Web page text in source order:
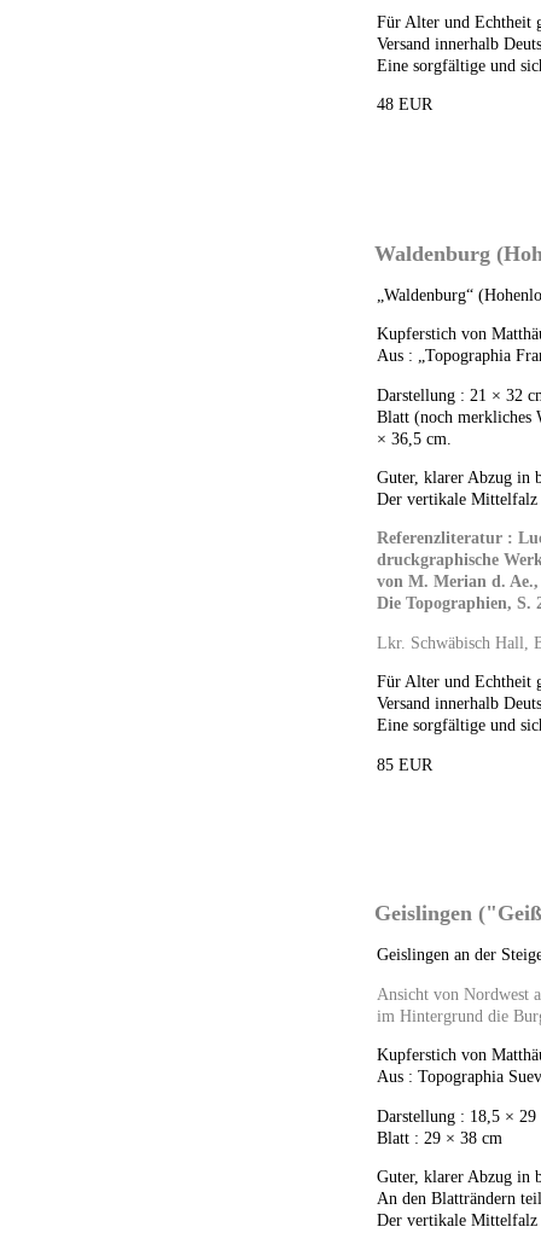
Für Alter und Echtheit
Versand innerhalb
Eine sorgfältige und
48 EUR
Waldenburg
„Waldenburg“
Kupferstich von
Aus : „Topographia
Darstellung : 21 × 32
Blatt (noch merkliches
× 36,5 cm.
Guter, klarer Abzug in
Der vertikale Mittelfalz
Referenzliteratur :
druckgraphische
von M. Merian d.
Die Topographien, S.
Lkr. Schwäbisch Hall,
Für Alter und Echtheit
Versand innerhalb
Eine sorgfältige und
85 EUR
Geislingen
Geislingen an der
Ansicht von Nordwest
im Hintergrund die
Kupferstich von
Aus : Topographia
Darstellung : 18,5 × 29
Blatt : 29 × 38 cm
Guter, klarer Abzug in
An den Blatträndern
Der vertikale Mittelfalz